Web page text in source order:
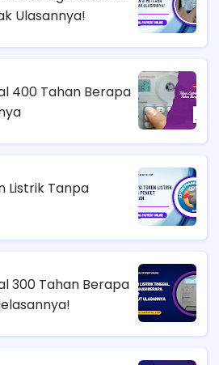
Ulasannya!
400 Tahan Berapa
Listrik Tanpa
300 Tahan Berapa